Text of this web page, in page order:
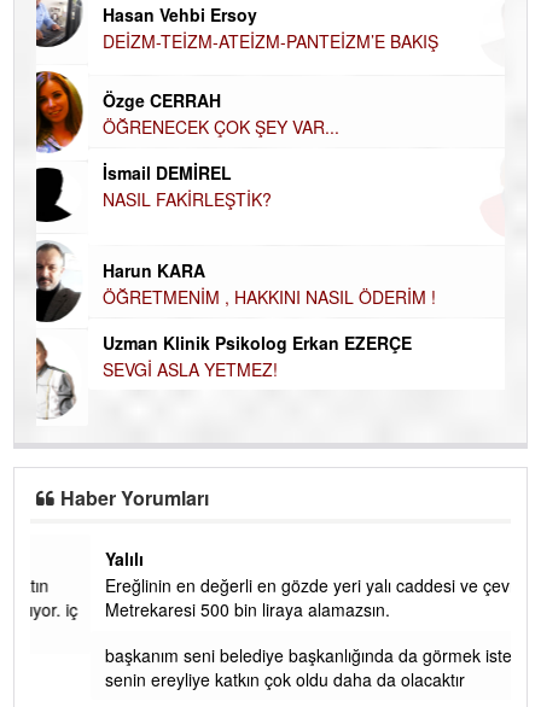
Hasan Vehbi Ersoy
DEİZM-TEİZM-ATEİZM-PANTEİZM’E BAKIŞ
Özge CERRAH
ÖĞRENECEK ÇOK ŞEY VAR...
İsmail DEMİREL
NASIL FAKİRLEŞTİK?
Harun KARA
ÖĞRETMENİM , HAKKINI NASIL ÖDERİM !
Uzman Klinik Psikolog Erkan EZERÇE
SEVGİ ASLA YETMEZ!
Yalılı
Ereğlinin en değerli en gözde yeri yalı caddesi ve çevresidir.
başkanım seni belediye başkanlığında da görmek isteriz